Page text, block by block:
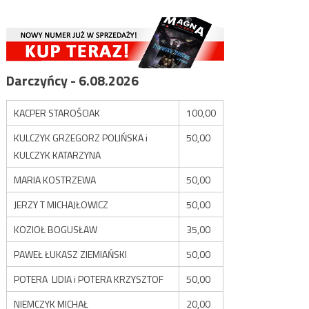
Darczyńcy - 6.08.2026
KACPER STAROŚCIAK
100,00
KULCZYK GRZEGORZ POLIŃSKA i
KULCZYK KATARZYNA
50,00
MARIA KOSTRZEWA
50,00
JERZY T MICHAJŁOWICZ
50,00
KOZIOŁ BOGUSŁAW
35,00
PAWEŁ ŁUKASZ ZIEMIAŃSKI
50,00
POTERA LIDIA i POTERA KRZYSZTOF
50,00
NIEMCZYK MICHAŁ
20,00